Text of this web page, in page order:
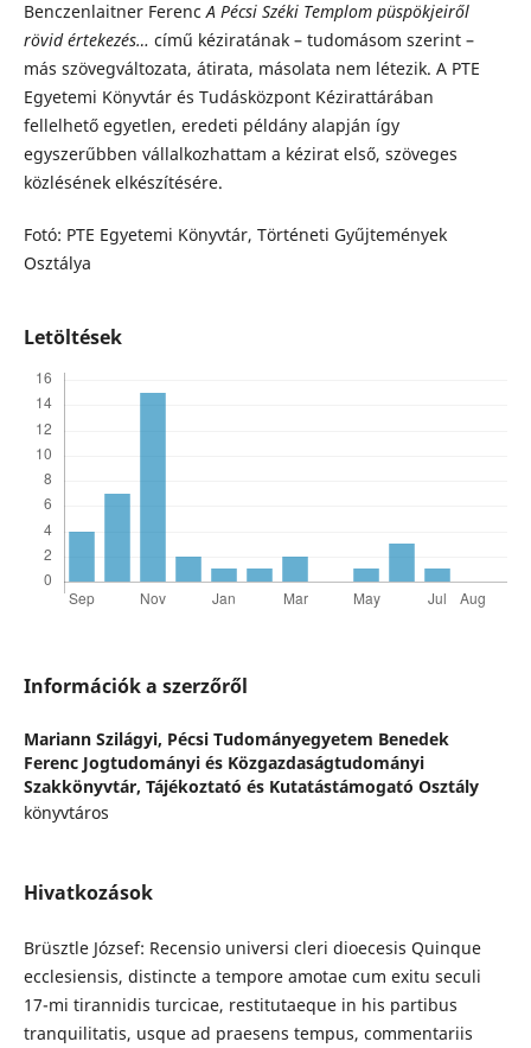
Benczenlaitner FerencAPécsi Széki Templom püspökjeiről
rövid értekezés… című kéziratának – tudomásom szerint –
más szövegváltozata, átirata, másolata nem létezik. A PTE
Egyetemi Könyvtár és Tudásközpont Kézirattárában
fellelhető egyetlen, eredeti példány alapján így
egyszerűbben vállalkozhattam a kézirat első, szöveges
közlésének elkészítésére.
Fotó: PTE Egyetemi Könyvtár, Történeti Gyűjtemények
Osztálya
Letöltések
Információk a szerzőről
Mariann Szilágyi, Pécsi Tudományegyetem Benedek
Ferenc Jogtudományi és Közgazdaságtudományi
Szakkönyvtár, Tájékoztató és Kutatástámogató Osztály
könyvtáros
Hivatkozások
Brüsztle József: Recensio universi cleri dioecesis Quinque
ecclesiensis, distincte a tempore amotae cum exitu seculi
17-mi tirannidis turcicae, restitutaeque in his partibus
tranquilitatis, usque ad praesens tempus, commentariis